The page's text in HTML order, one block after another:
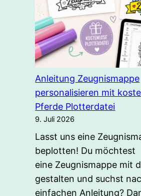
Anleitung Zeugnismappe
personalisieren mit
Pferde Plotterdatei
9. Juli 2026
Lasst uns eine
beplotten! Du möchtest
eine Zeugnismappe mit
gestalten und suchst
einfachen Anleitung?